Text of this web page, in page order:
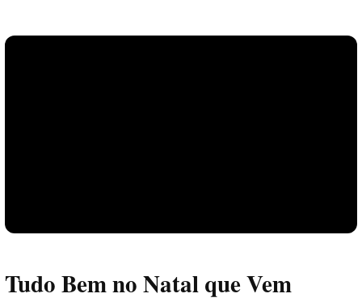
Tudo Bem no Natal que Vem